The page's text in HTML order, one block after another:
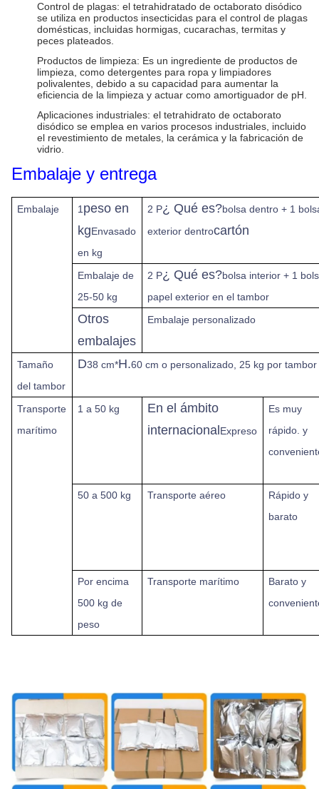
Control de plagas: el tetrahidratado de octaborato disódico
se utiliza en productos insecticidas para el control de plagas
domésticas, incluidas hormigas, cucarachas, termitas y
peces plateados.
Productos de limpieza: Es un ingrediente de productos de
limpieza, como detergentes para ropa y limpiadores
polivalentes, debido a su capacidad para aumentar la
eficiencia de la limpieza y actuar como amortiguador de pH.
Aplicaciones industriales: el tetrahidrato de octaborato
disódico se emplea en varios procesos industriales, incluido
el revestimiento de metales, la cerámica y la fabricación de
vidrio.
Embalaje y entrega
Embalaje 1 peso en
kgEnvasado
en kg
2 P¿ Qué es?bolsa dentro + 1
exterior dentrocartón
Embalaje de
25-50 kg
2 P¿ Qué es?bolsa interior + 1
papel exterior en el tambor
Otros
embalajes
Embalaje personalizado
Tamaño
del tambor
D38 cm*H.60 cm o personalizado, 25 kg por tambor
Transporte
marítimo
1 a 50 kg
En el ámbito
internacional Expreso
Es muy
rápido. y
50 a 500 kg Transporte aéreo
Rápido y
barato
Por encima
500 kg de
peso
Transporte marítimo
Barato y